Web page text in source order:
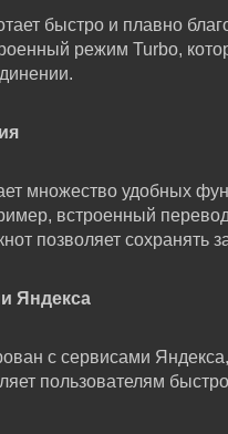
быстро и плавно
режим Turbo,
множество удобных
встроенный
позволяет сохранять
Яндекса
с сервисами
пользователям